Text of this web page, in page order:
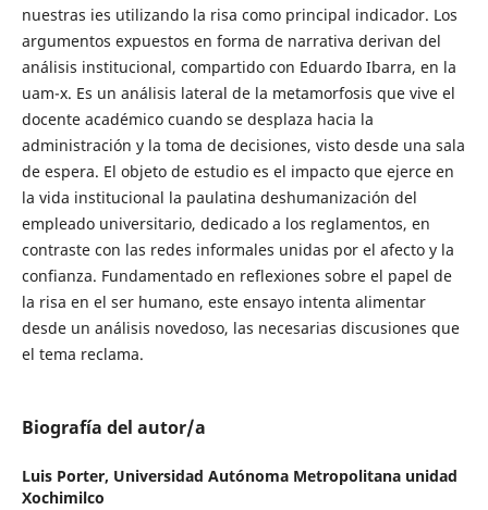
nuestras ies utilizando la risa como principal indicador. Los
argumentos expuestos en forma de narrativa derivan del
análisis institucional, compartido con Eduardo Ibarra, en la
uam-x. Es un análisis lateral de la metamorfosis que vive el
docente académico cuando se desplaza hacia la
administración y la toma de decisiones, visto desde una sala
de espera. El objeto de estudio es el impacto que ejerce en
la vida institucional la paulatina deshumanización del
empleado universitario, dedicado a los reglamentos, en
contraste con las redes informales unidas por el afecto y la
confianza. Fundamentado en reflexiones sobre el papel de
la risa en el ser humano, este ensayo intenta alimentar
desde un análisis novedoso, las necesarias discusiones que
el tema reclama.
Biografía del autor/a
Luis Porter, Universidad Autónoma Metropolitana unidad
Xochimilco